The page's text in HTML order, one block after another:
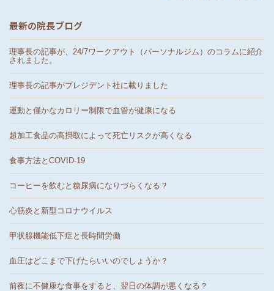
最新の院長ブログ
理事長の記事が、24/7ワークアウト（パーソナルジム）のコラムに紹介
されました。
理事長の記事がプレジデント社に載りました
運動と僅かなカロリー制限で血管が健康になる
超加工食品の高摂取によって死亡リスクが高くなる
食事方法とCOVID-19
コーヒーを飲むと糖尿病になりづらくなる？
心筋炎と新型コロナウイルス
甲状腺機能低下症と長時間労働
血圧はどこまで下げたらいいのでしょうか？
前夜に不健康な食事をすると、翌日の体調が悪くなる？